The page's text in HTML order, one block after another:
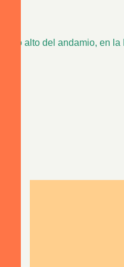
En lo alto del andamio, en